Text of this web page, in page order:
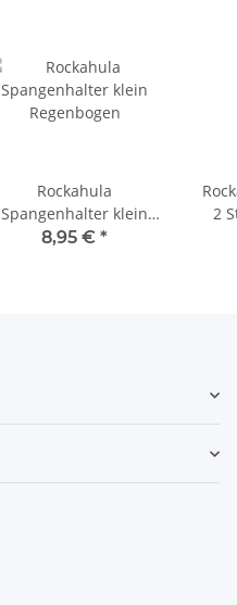
Rockahula
Spangenhalter klein
Regenbogen
8,95 € *
2